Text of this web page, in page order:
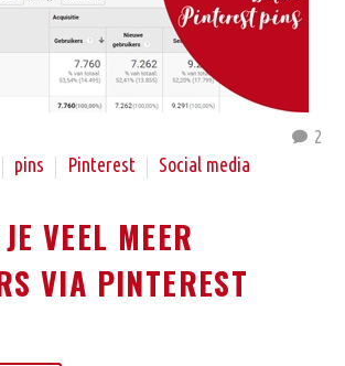
2
pins Pinterest Social media
VEEL MEER
VIA PINTEREST